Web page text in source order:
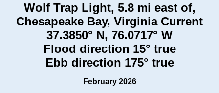
Wolf Trap Light, 5.8 mi east of,
Chesapeake Bay, Virginia Current
37.3850° N, 76.0717° W
Flood direction 15° true
Ebb direction 175° true
February 2026